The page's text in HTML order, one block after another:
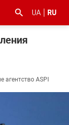
UA RU
агентство ASPI